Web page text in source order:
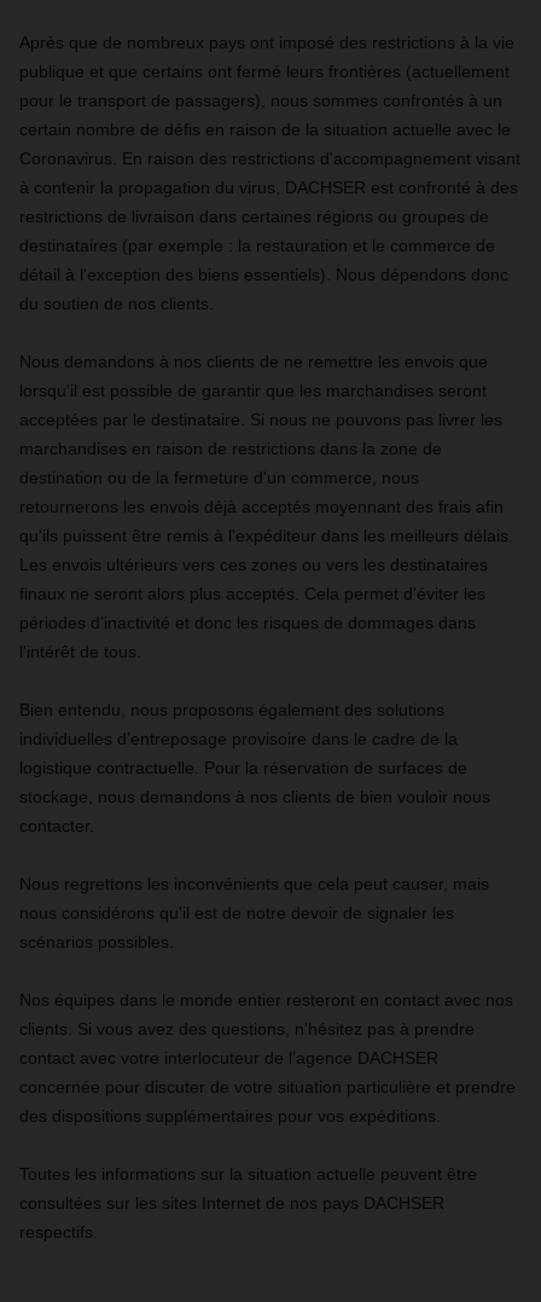
Après que de nombreux pays ont imposé des restrictions à la vie
publique et que certains ont fermé leurs frontières (actuellement
pour le transport de passagers), nous sommes confrontés à un
certain nombre de défis en raison de la situation actuelle avec le
Coronavirus. En raison des restrictions d'accompagnement visant
à contenir la propagation du virus, DACHSER est confronté à des
restrictions de livraison dans certaines régions ou groupes de
destinataires (par exemple : la restauration et le commerce de
détail à l'exception des biens essentiels). Nous dépendons donc
du soutien de nos clients.
Nous demandons à nos clients de ne remettre les envois que
lorsqu'il est possible de garantir que les marchandises seront
acceptées par le destinataire. Si nous ne pouvons pas livrer les
marchandises en raison de restrictions dans la zone de
destination ou de la fermeture d'un commerce, nous
retournerons les envois déjà acceptés moyennant des frais afin
qu'ils puissent être remis à l'expéditeur dans les meilleurs délais.
Les envois ultérieurs vers ces zones ou vers les destinataires
finaux ne seront alors plus acceptés. Cela permet d'éviter les
périodes d’inactivité et donc les risques de dommages dans
l'intérêt de tous.
Bien entendu, nous proposons également des solutions
individuelles d’entreposage provisoire dans le cadre de la
logistique contractuelle. Pour la réservation de surfaces de
stockage, nous demandons à nos clients de bien vouloir nous
contacter.
Nous regrettons les inconvénients que cela peut causer, mais
nous considérons qu'il est de notre devoir de signaler les
scénarios possibles.
Nos équipes dans le monde entier resteront en contact avec nos
clients. Si vous avez des questions, n'hésitez pas à prendre
contact avec votre interlocuteur de l’agence DACHSER
concernée pour discuter de votre situation particulière et prendre
des dispositions supplémentaires pour vos expéditions.
Toutes les informations sur la situation actuelle peuvent être
consultées sur les sites Internet de nos pays DACHSER
respectifs.